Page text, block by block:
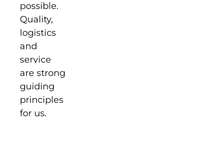
possible.
Quality,
logistics
and
service
are strong
guiding
principles
for us.